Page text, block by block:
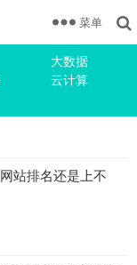
大数据
云计算
菜单
站排名还是上不